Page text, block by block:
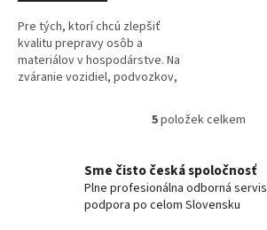
Pre tých, ktorí chcú zlepšiť
kvalitu prepravy osôb a
materiálov v hospodárstve. Na
zváranie vozidiel, podvozkov,
dopravných prostriedkov atď....
O
á
d
a
5položek celkem
Sme čisto česká spoločnosť
Plne profesionálna odborná
podpora po celom Slovensku